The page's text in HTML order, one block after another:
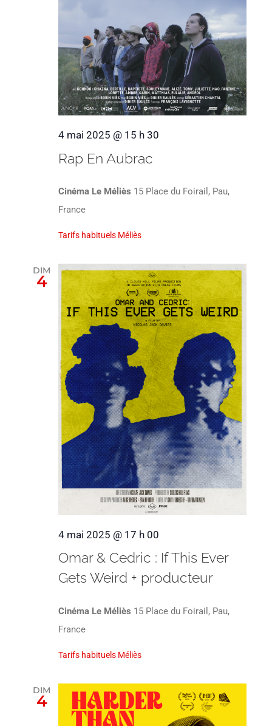
4 mai 2025 @ 15 h 30
Rap En Aubrac
Cinéma Le Méliès 15 Place du Foirail, Pau,
France
Tarifs habituels Méliès
DIM
4
4 mai 2025 @ 17 h 00
Omar & Cedric : If This Ever
Gets Weird + producteur
Cinéma Le Méliès 15 Place du Foirail, Pau,
France
Tarifs habituels Méliès
DIM
4